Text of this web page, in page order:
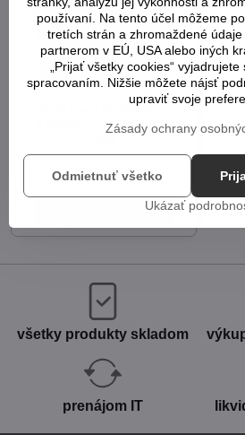
Intel Core i3-10100F |
3.60GHz | LGA1200 | 4-
2
67,65 €
všetky produkty skladom
prenájom IT
používaní. Na tento účel môžeme
tretích strán a zhromaždené
partnerom v EÚ, USA alebo iných
„Prijať všetky cookies“
spracovaním. Nižšie môžete nájsť
upraviť svoje
Zásady ochrany
Ukázať
Odmietnuť všetko